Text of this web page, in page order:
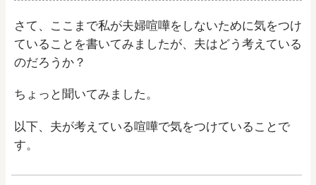
さて、ここまで私が夫婦喧嘩をしないために気をつけ
ていることを書いてみましたが、夫はどう考えている
のだろうか？
ちょっと聞いてみました。
以下、夫が考えている喧嘩で気をつけていることで
す。